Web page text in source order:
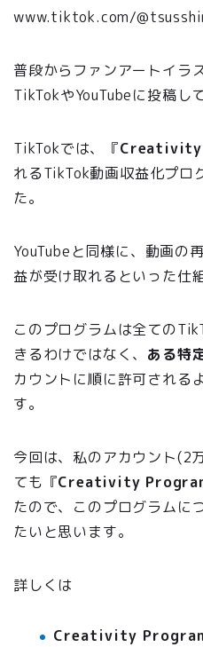
www.tiktok.com/
普段からファンアートイラ
TikTokやYouTubeに投稿し
TikTokでは、『Creativity
れるTikTok動画収益化プロ
た。
YouTubeと同様に、動画の
益が受け取れるといった仕
このプログラムは全ての
きるわけではなく、 ある特
カウントに順に許可される
す。
今回は、私のアカウント(2
ても『Creativity
たので、このプログラムに
たいと思います。
詳しくは
Creativity